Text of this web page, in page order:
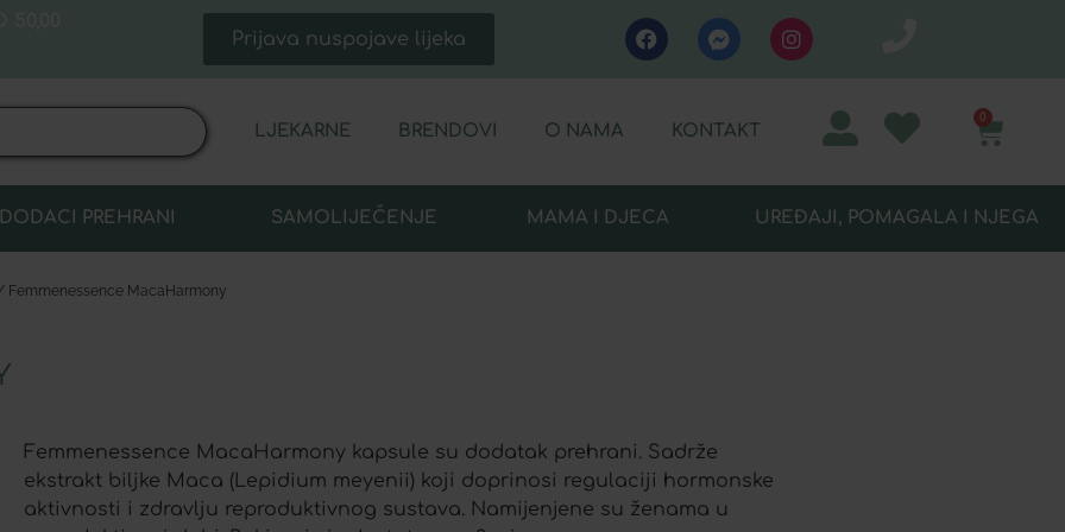
Prijava nuspojave lijeka
LJEKARNE BRENDOVI O NAMA KONTAKT
0
DODACI PREHRANI SAMOLIJEČENJE MAMA I DJECA UREĐAJI, POMAGALA I NJEGA
Femmenessence MacaHarmony
Femmenessence MacaHarmony kapsule su dodatak prehrani. Sadrže
ekstrakt biljke Maca (Lepidium meyenii) koji doprinosi regulaciji hormonske
aktivnosti i zdravlju reproduktivnog sustava. Namijenjene su ženama u